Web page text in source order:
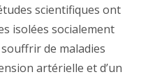
scientifiques ont
isolées socialement
de maladies
artérielle et d’un